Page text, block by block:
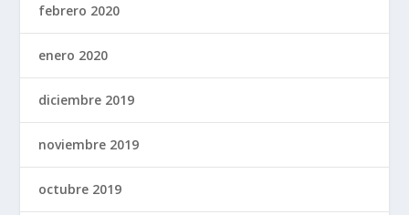
febrero 2020
enero 2020
diciembre 2019
noviembre 2019
octubre 2019